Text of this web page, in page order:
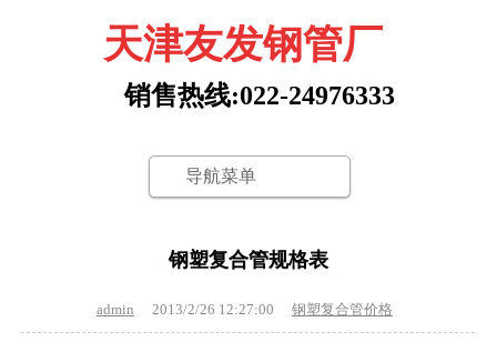
天津友发钢管厂
销售热线:022-24976333
导航菜单
钢塑复合管规格表
admin 2013/2/26 12:27:00 钢塑复合管价格